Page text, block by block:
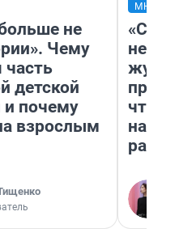
не
Чему
часть
детской
почему
взрослым
на
ради